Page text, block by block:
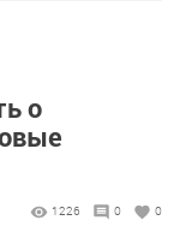
о
1226 0 0